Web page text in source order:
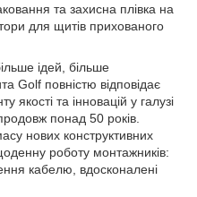
та захисна плівка на
для щитів прихованого
ідей, більше
Golf повністю відповідає
якості та інновацій у галузі
понад 50 років.
нових конструктивних
роботу монтажників:
кабелю, вдосконалені